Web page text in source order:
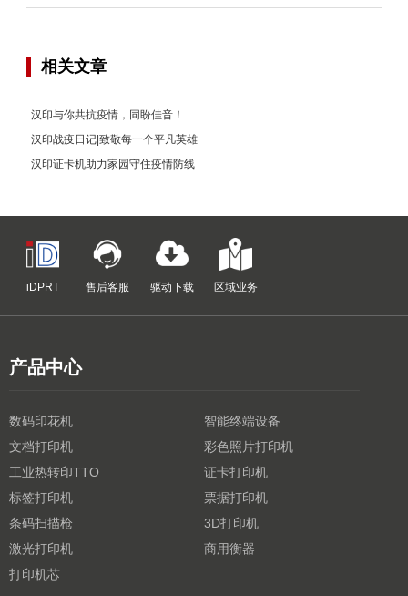
相关文章
汉印与你共抗疫情，同盼佳音！
汉印战疫日记|致敬每一个平凡英雄
汉印证卡机助力家园守住疫情防线
iDPRT 售后客服 驱动下载 区域业务
产品中心
数码印花机
智能终端设备
文档打印机
彩色照片打印机
工业热转印TTO
证卡打印机
标签打印机
票据打印机
条码扫描枪
3D打印机
激光打印机
商用衡器
打印机芯